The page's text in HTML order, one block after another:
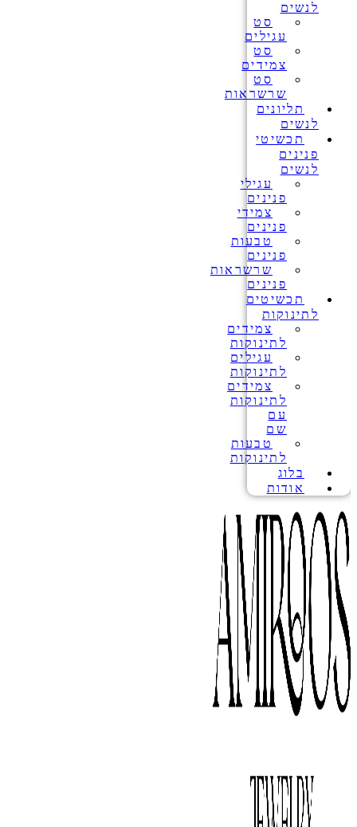
לנשים
סט
עגילים
סט
צמידים
סט
שרשראות
תליונים
לנשים
תכשיטי
פנינים
לנשים
עגילי
פנינים
צמידי
פנינים
טבעות
פנינים
שרשראות
פנינים
תכשיטים
לתינוקות
צמידים
לתינוקות
עגילים
לתינוקות
צמידים
לתינוקות
עם
שם
טבעות
לתינוקות
בלוג
אודות